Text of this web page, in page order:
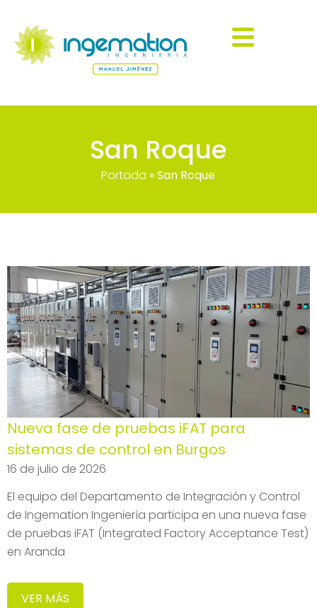
San Roque
Portada »San Roque
Nueva fase de pruebas iFAT para
sistemas de control en Burgos
16 de julio de 2026
El equipo del Departamento de Integración y Control
de Ingemation Ingeniería participa en una nueva fase
de pruebas iFAT (Integrated Factory Acceptance Test)
en Aranda
VER MÁS